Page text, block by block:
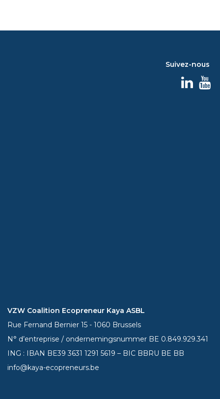
Suivez-nous
VZW Coalition Ecopreneur Kaya ASBL
Rue Fernand Bernier 15 - 1060 Brussels
N° d’entreprise / ondernemingsnummer BE 0.849.929.341
ING : IBAN BE393631 1291 5619 – BIC BBRU BE BB
info@kaya-ecopreneurs.be